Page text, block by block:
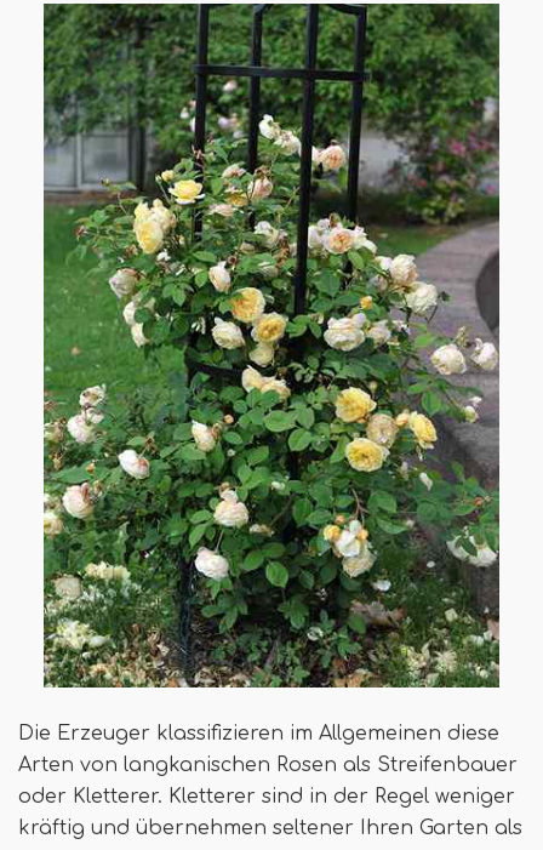
Die Erzeuger klassifizieren im Allgemeinen diese
Arten von langkanischen Rosen als Streifenbauer
oder Kletterer. Kletterer sind in der Regel weniger
kräftig und übernehmen seltener Ihren Garten als